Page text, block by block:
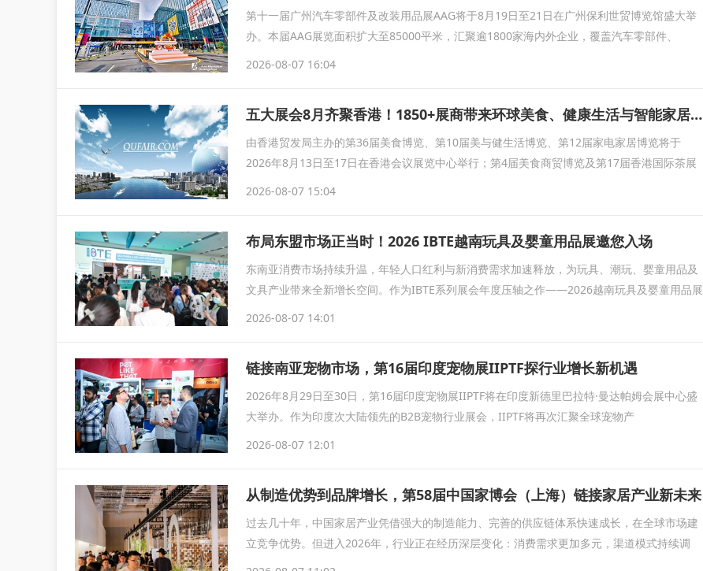
第十一届广州汽车零部件及改装用品展AAG将于8月19日至21日在广州保利世贸博览馆盛大举
办。本届AAG展览面积扩大至85000平米，汇聚逾1800家海内外企业，覆盖汽车零部件、
2026-08-07 16:04
五大展会8月齐聚香港！1850+展商带来环球美食、健康生活与智能家居盛宴
由香港贸发局主办的第36届美食博览、第10届美与健生活博览、第12届家电家居博览将于
2026年8月13日至17日在香港会议展览中心举行；第4届美食商贸博览及第17届香港国际茶展
2026-08-07 15:04
布局东盟市场正当时！2026 IBTE越南玩具及婴童用品展邀您入场
东南亚消费市场持续升温，年轻人口红利与新消费需求加速释放，为玩具、潮玩、婴童用品及
文具产业带来全新增长空间。作为IBTE系列展会年度压轴之作——2026越南玩具及婴童用品展
2026-08-07 14:01
链接南亚宠物市场，第16届印度宠物展IIPTF探行业增长新机遇
2026年8月29日至30日，第16届印度宠物展IIPTF将在印度新德里巴拉特·曼达帕姆会展中心盛
大举办。作为印度次大陆领先的B2B宠物行业展会，IIPTF将再次汇聚全球宠物产
2026-08-07 12:01
从制造优势到品牌增长，第58届中国家博会（上海）链接家居产业新未来
过去几十年，中国家居产业凭借强大的制造能力、完善的供应链体系快速成长，在全球市场建
立竞争优势。但进入2026年，行业正在经历深层变化：消费需求更加多元，渠道模式持续调